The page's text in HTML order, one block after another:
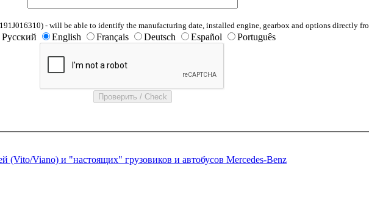
- will be able to identify the manufacturing date, installed engine, gearbox and options directly
Русский English Français Deutsch Español Português
(Vito/Viano) и "настоящих" грузовиков и автобусов Mercedes-Benz